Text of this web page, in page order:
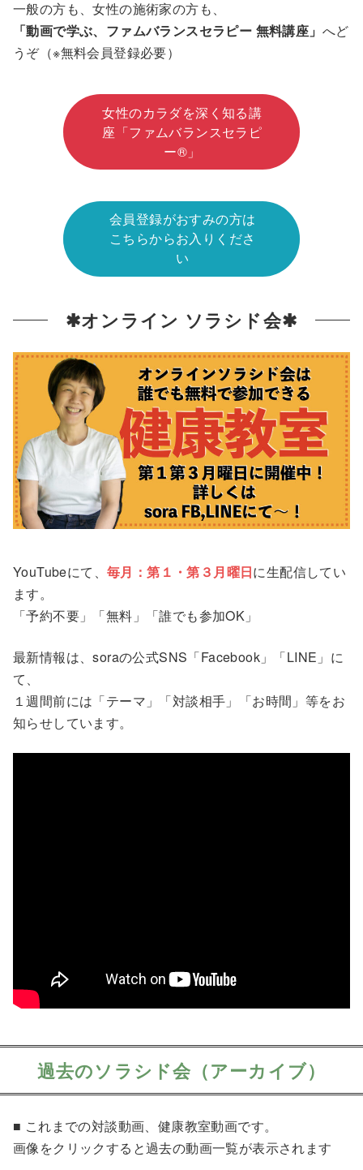
一般の方も、女性の施術家の方も、
「動画で学ぶ、ファムバランスセラピー 無料講座」 へど
うぞ（※無料会員登録必要）
女性のカラダを深く知る講
座「ファムバランスセラピ
ー®」
会員登録がおすみの方は
こちらからお入りくださ
い
✱オンライン ソラシド会✱
YouTubeにて、 毎月：第１・第３月曜日に生配信してい
ます。
「予約不要」「無料」「誰でも参加OK」
最新情報は、soraの公式SNS「Facebook」「LINE」に
て、
１週間前には「テーマ」「対談相手」「お時間」等をお
知らせしています。
過去のソラシド会（アーカイブ）
■ これまでの対談動画、健康教室動画です。
画像をクリックすると過去の動画一覧が表示されます